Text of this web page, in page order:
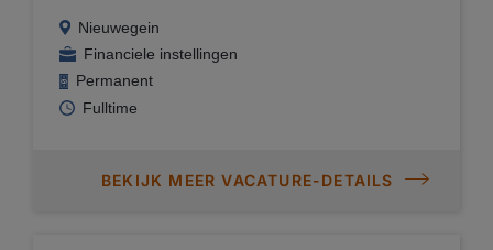
Nieuwegein
Financiele instellingen
Permanent
Fulltime
BEKIJK MEER VACATURE-DETAILS